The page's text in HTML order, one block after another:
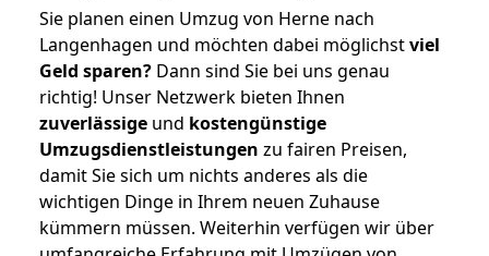
Sie planen einen Umzug von Herne nach
Langenhagen und möchten dabei möglichstviel
Geld sparen? Dann sind Sie bei uns genau
richtig! Unser Netzwerk bieten Ihnen
zuverlässige und kostengünstige
Umzugsdienstleistungen zu fairen Preisen,
damit Sie sich um nichts anderes als die
wichtigen Dinge in Ihrem neuen Zuhause
kümmern müssen. Weiterhin verfügen wir über